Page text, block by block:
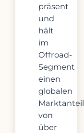
präsent
und
hält
im
Offroad-
Segment
einen
globalen
Marktanteil
von
über